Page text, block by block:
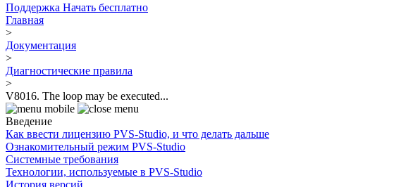
Поддержка Начать бесплатно
Главная
>
Документация
>
Диагностические правила
>
V8016. The loop may be executed...
Введение
Как ввести лицензию PVS-Studio, и что делать дальше
Ознакомительный режим PVS-Studio
Системные требования
Технологии, используемые в PVS-Studio
История версий